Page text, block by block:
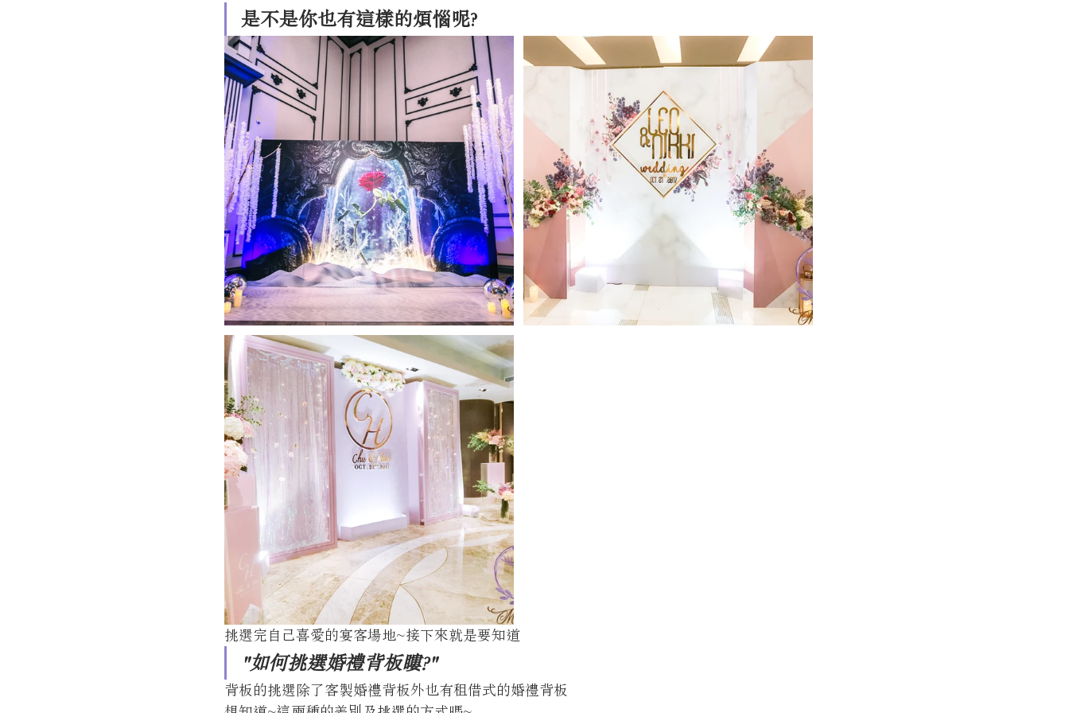
是不是你也有這樣的煩惱呢?
挑選完自己喜愛的宴客場地~接下來就是要知道
"如何挑選婚禮背板瞜?"
背板的挑選除了客製婚禮背板外也有租借式的婚禮背板